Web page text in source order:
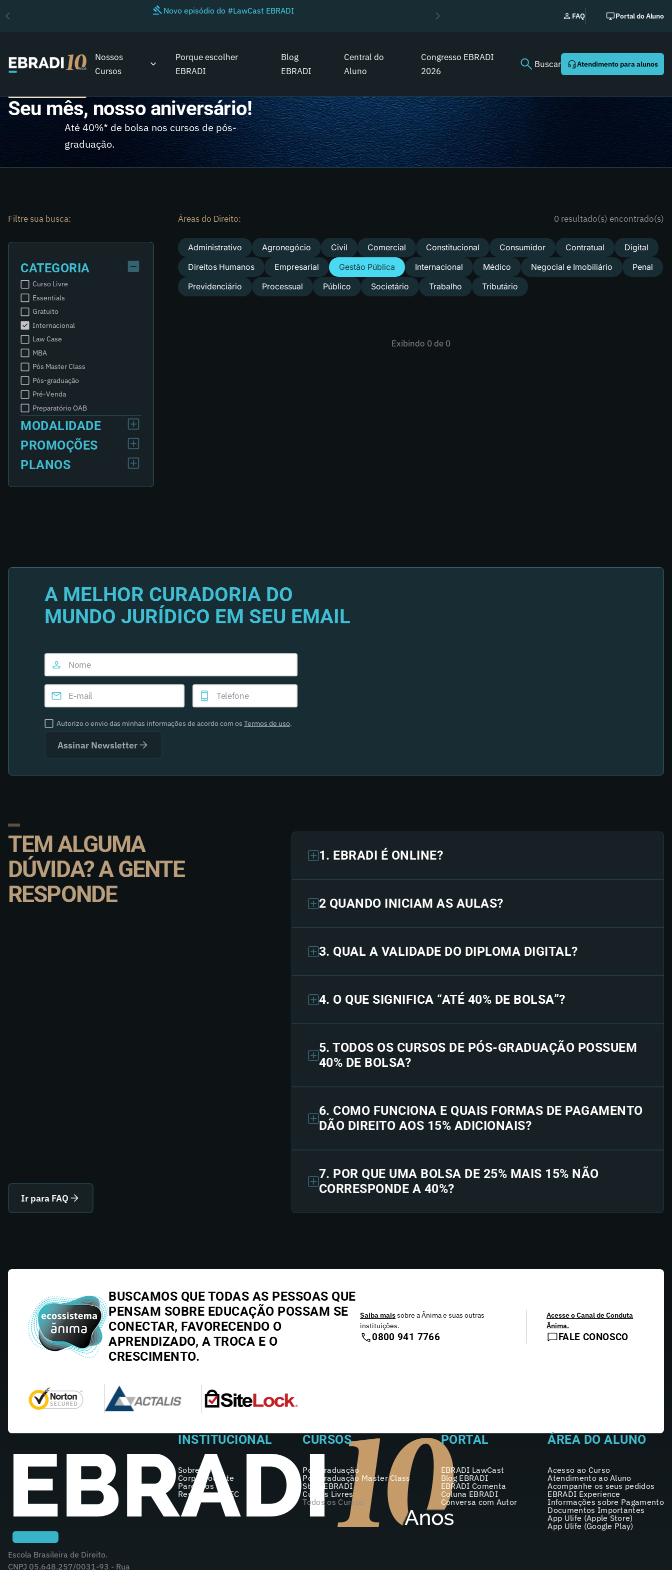
Novo episódio do #LawCast EBRADI
EBRADI | NEWS: o
Youtube agora!
FAQ Portal do Aluno
Nossos
Cursos
Porque escolher
EBRADI
Blog
EBRADI
Central do
Aluno
Congresso EBRADI
2026
Buscar Atendimento para alunos
Seu mês, nosso aniversário!
Até 40%* de bolsa nos cursos de pós-
graduação.
Filtre sua busca:
CATEGORIA
Curso Livre
Essentials
Gratuito
Internacional
Law Case
MBA
Pós Master Class
Pós-graduação
Pré-Venda
Preparatório OAB
MODALIDADE
PROMOÇÕES
PLANOS
Áreas do Direito: 0 resultado(s) encontrado(s)
Administrativo Agronegócio Civil Comercial Constitucional Consumidor Contratual
Digital
Direitos Humanos
Empresarial Gestão Pública Internacional Médico Negocial e Imobiliário
Penal
Previdenciário
Processual Público Societário Trabalho Tributário
Exibindo 0 de 0
A MELHOR CURADORIA DO
MUNDO JURÍDICO EM SEU EMAIL
Autorizo o envio das minhas informações de acordo com os Termos de uso.
Assinar Newsletter
TEM ALGUMA
DÚVIDA? A GENTE
RESPONDE
Ir para FAQ
1. EBRADI É ONLINE?
2 QUANDO INICIAM AS AULAS?
3. QUAL A VALIDADE DO DIPLOMA DIGITAL?
4. O QUE SIGNIFICA “ATÉ 40% DE BOLSA”?
5. TODOS OS CURSOS DE PÓS-GRADUAÇÃO POSSUEM
40% DE BOLSA?
6. COMO FUNCIONA E QUAIS FORMAS DE PAGAMENTO
DÃO DIREITO AOS 15% ADICIONAIS?
7. POR QUE UMA BOLSA DE 25% MAIS 15% NÃO
CORRESPONDE A 40%?
BUSCAMOS QUE TODAS AS PESSOAS QUE
PENSAM SOBRE EDUCAÇÃO POSSAM SE
CONECTAR, FAVORECENDO O
APRENDIZADO, A TROCA E O
CRESCIMENTO.
Saiba maissobre a Ânima e suas outras
instituições.
0800 941 7766
Acesse o Canal de Conduta
Ânima.
FALE CONOSCO
Escola Brasileira de Direito.
CNPJ 05.648.257/0031-93 - Rua
INSTITUCIONAL
Sobre nós
Corpo Docente
Parceiros
Registro no MEC
CURSOS
Pós-graduação
Pós-graduação Master Class
Start EBRADI
Cursos Livres
Todos os Cursos
PORTAL
EBRADI LawCast
Blog EBRADI
EBRADI Comenta
Coluna EBRADI
Conversa com Autor
ÁREA DO ALUNO
Acesso ao Curso
Atendimento ao Aluno
Acompanhe os seus pedidos
EBRADI Experience
Informações sobre Pagamento
Documentos Importantes
App Ulife (Apple Store)
App Ulife (Google Play)